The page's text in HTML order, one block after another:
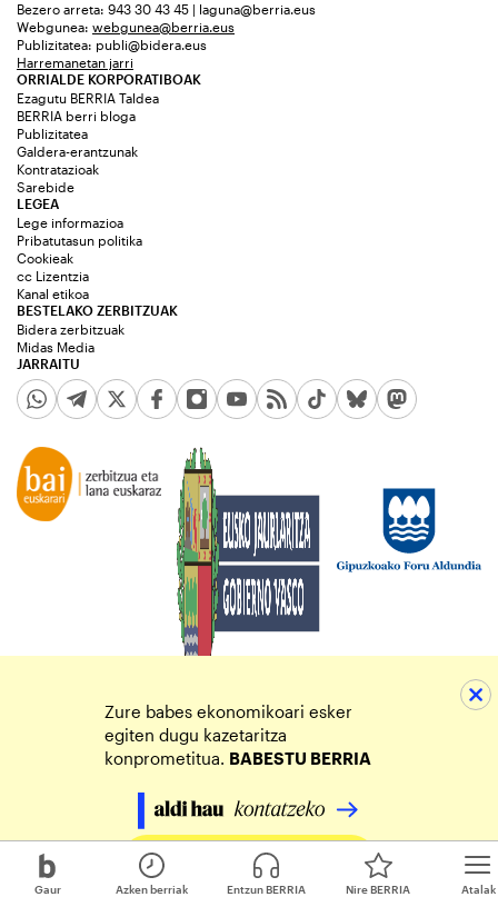
Gaur Atalak
Azken berriak Entzun BERRIA Nire BERRIA
Bezero arreta: 943 30 43 45 | laguna@berria.eus
Webgunea: webgunea@berria.eus
Publizitatea: publi@bidera.eus
Harremanetan jarri
ORRIALDE KORPORATIBOAK
Ezagutu BERRIA Taldea
BERRIA berri bloga
Publizitatea
Galdera-erantzunak
Kontratazioak
Sarebide
JARRAITU
LEGEA
Lege informazioa
Pribatutasun politika
Cookieak
cc Lizentzia
Kanal etikoa
BESTELAKO ZERBITZUAK
Bidera zerbitzuak
Midas Media
Zure babes ekonomikoari esker
egiten dugu kazetaritza
konprometitua. BABESTU BERRIA
Egin zure ekarpena